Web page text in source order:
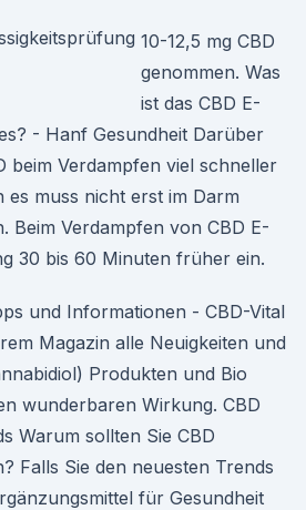
10-12,5 mg CBD
genommen. Was
ist das CBD E-
- Hanf Gesundheit Darüber
beim Verdampfen viel schneller
es muss nicht erst im Darm
Beim Verdampfen von CBD E-
30 bis 60 Minuten früher ein.
und Informationen - CBD-Vital
Magazin alle Neuigkeiten und
Produkten und Bio
wunderbaren Wirkung. CBD
Warum sollten Sie CBD
Falls Sie den neuesten Trends
für Gesundheit